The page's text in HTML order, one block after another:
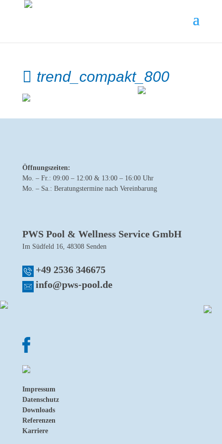
trend_compakt_800
Öffnungszeiten:
Mo. – Fr.: 09:00 – 12:00 & 13:00 – 16:00 Uhr
Mo. – Sa.: Beratungstermine nach Vereinbarung
PWS Pool & Wellness Service GmbH
Im Südfeld 16, 48308 Senden
+49 2536 346675
info@pws-pool.de
Impressum
Datenschutz
Downloads
Referenzen
Karriere